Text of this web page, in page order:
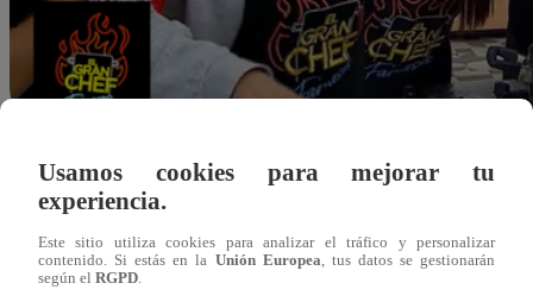
dleonardo@latina.pe
03 de agosto 2023
Esta noche en
Usamos cookies para mejorar tu
experiencia.
Este sitio utiliza cookies para analizar el tráfico y personalizar
contenido. Si estás en la Unión Europea , tus datos se gestionarán
según el RGPD